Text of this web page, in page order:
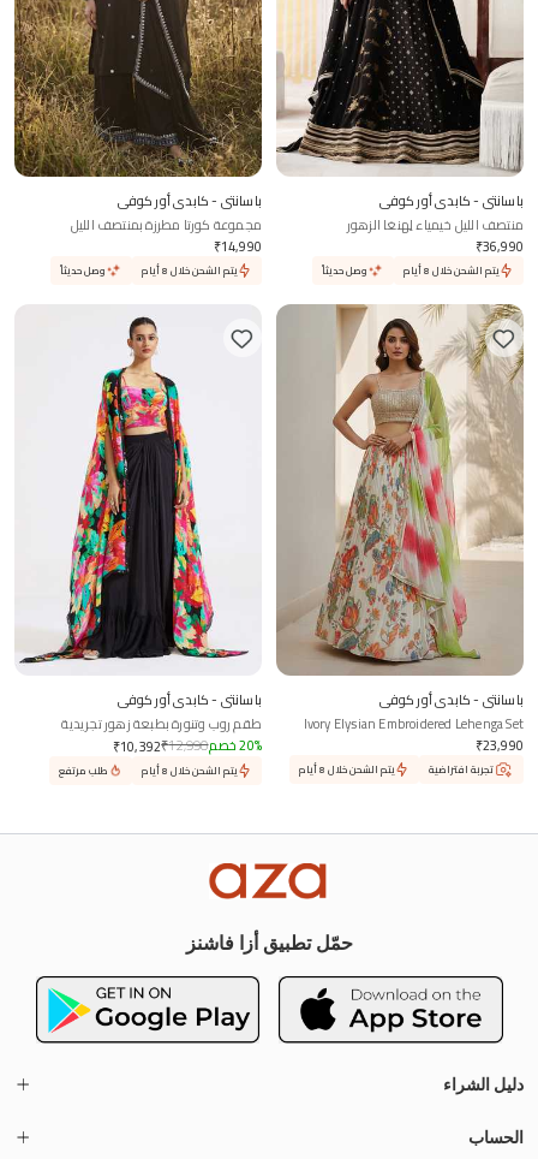
باسانتي - كابدي أور كوفي
منتصف الليل خيمياء لِهنغا الزهور
₹36,990
يتم الشحن خلال 8 أيام وصل حديثاً
باسانتي - كابدي أور كوفي
مجموعة كورتا مطرزة بمنتصف الليل
₹14,990
يتم الشحن خلال 8 أيام وصل حديثاً
باسانتي - كابدي أور كوفي
Ivory Elysian Embroidered Lehenga Set
₹23,990
تجربة افتراضية يتم الشحن خلال 8 أيام
باسانتي - كابدي أور كوفي
طقم روب وتنورة بطبعة زهور تجريدية
₹10,392₹12,990 20% خصم
يتم الشحن خلال 8 أيام طلب مرتفع
حمّل تطبيق أزا فاشنز
دليل الشراء
الحساب